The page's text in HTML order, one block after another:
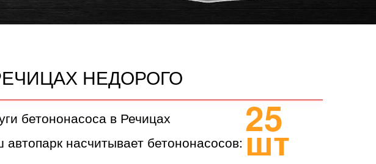
НЕДОРОГО
бетононасоса в Речицах
насчитывает бетононасосов:
25
шт